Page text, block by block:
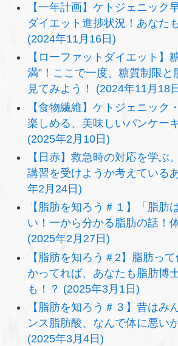
【一年計画】ケトジェニック
ダイエット進捗状況！あなた
(2024年11月16日)
【ローファットダイエット】
満”！ここで一度、糖質制限と
見てみよう！ (2024年11月18
【食物繊維】ケトジェニック
楽しめる、美味しいパンケー
(2025年2月10日)
【日赤】救急時の対応を学ぶ
講習を受けようか考えている
年2月24日)
【脂肪を知ろう＃１】「脂肪
い！一から分かる脂肪の話！
(2025年2月27日)
【脂肪を知ろう＃2】脂肪っ
かってれば、あなたも脂肪博
も！？ (2025年3月1日)
【脂肪を知ろう＃３】昔はみ
ンス脂肪酸、なんで体に悪い
(2025年3月4日)